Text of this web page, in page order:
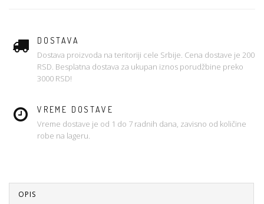
DOSTAVA
Dostava proizvoda na teritoriji cele Srbije. Cena dostave je 200
RSD. Besplatna dostava za ukupan iznos porudžbine preko
3000 RSD!
VREME DOSTAVE
Vreme dostave je od 1 do 7 radnih dana, zavisno od količine
robe na lageru.
OPIS